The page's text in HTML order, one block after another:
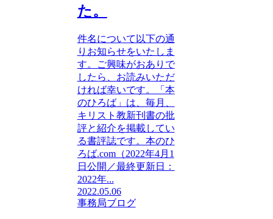
た。
件名について以下の通
りお知らせをいたしま
す。ご興味がおありで
したら、お読みいただ
ければ幸いです。「本
のひろば」は、毎月、
キリスト教新刊書の批
評と紹介を掲載してい
る書評誌です。本のひ
ろば.com（2022年4月1
日公開／最終更新日：
2022年...
2022.05.06
事務局ブログ